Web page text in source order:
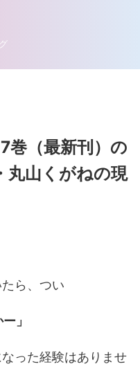
巻（最新刊）の
丸山くがねの現
ら、つい
」
った経験はありませ